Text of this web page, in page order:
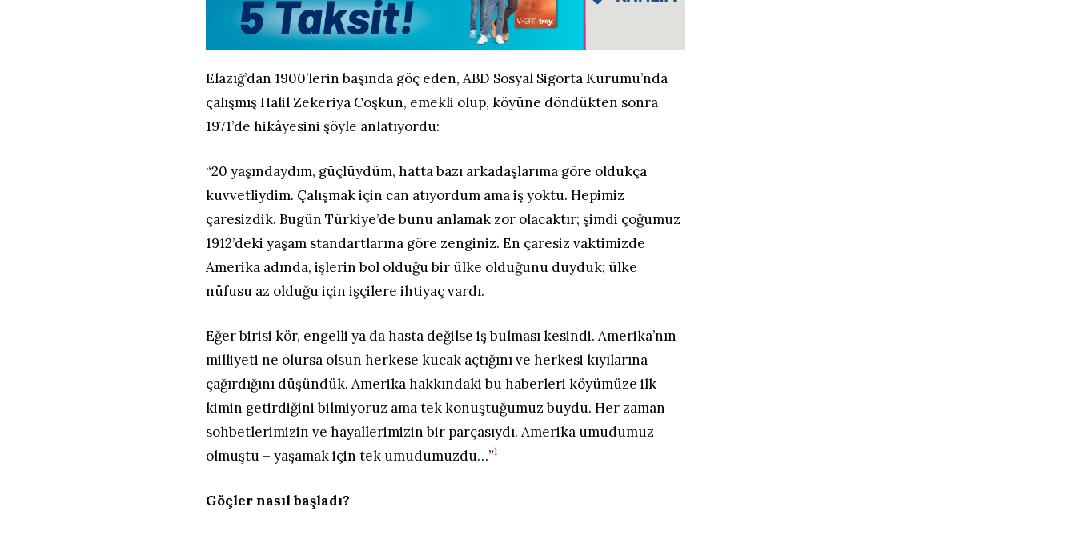
Elazığ’dan 1900’lerin başında göç eden, ABD Sosyal Sigorta Kurumu’nda
çalışmış Halil Zekeriya Coşkun, emekli olup, köyüne döndükten sonra
1971’de hikâyesini şöyle anlatıyordu:
“20 yaşındaydım, güçlüydüm, hatta bazı arkadaşlarıma göre oldukça
kuvvetliydim. Çalışmak için can atıyordum ama iş yoktu. Hepimiz
çaresizdik. Bugün Türkiye’de bunu anlamak zor olacaktır; şimdi çoğumuz
1912’deki yaşam standartlarına göre zenginiz. En çaresiz vaktimizde
Amerika adında, işlerin bol olduğu bir ülke olduğunu duyduk; ülke
nüfusu az olduğu için işçilere ihtiyaç vardı.
Eğer birisi kör, engelli ya da hasta değilse iş bulması kesindi. Amerika’nın
milliyeti ne olursa olsun herkese kucak açtığını ve herkesi kıyılarına
çağırdığını düşündük. Amerika hakkındaki bu haberleri köyümüze ilk
kimin getirdiğini bilmiyoruz ama tek konuştuğumuz buydu. Her zaman
sohbetlerimizin ve hayallerimizin bir parçasıydı. Amerika umudumuz
olmuştu – yaşamak için tek umudumuzdu…”1
Göçler nasıl başladı?